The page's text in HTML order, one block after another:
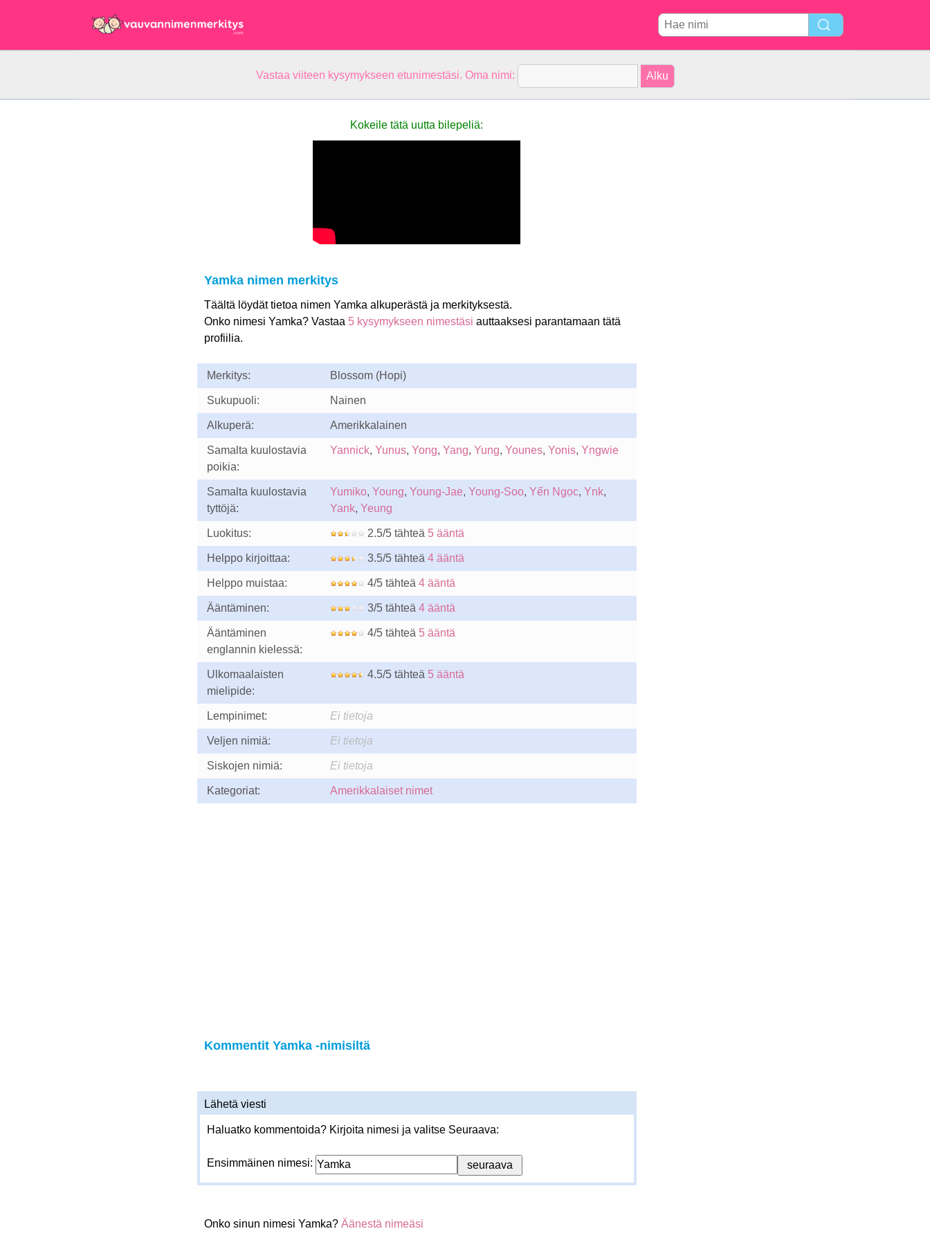
Vastaa viiteen kysymykseen etunimestäsi. Oma nimi:
Kokeile tätä uutta bilepeliä:
Yamka nimen merkitys
Täältä löydät tietoa nimen Yamka alkuperästä ja merkityksestä.
Onko nimesi Yamka? Vastaa 5 kysymykseen nimestäsi auttaaksesi parantamaan tätä
profiilia.
Merkitys: Blossom (Hopi)
Sukupuoli: Nainen
Alkuperä: Amerikkalainen
Samalta kuulostavia
poikia:
Yannick, Yunus, Yong, Yang, Yung, Younes, Yonis, Yngwie
Samalta kuulostavia
tyttöjä:
Yumiko, Young, Young-Jae, Young-Soo, Yến Ngọc, Ynk,
Yank, Yeung
Luokitus: 2.5/5 tähteä 5 ääntä
Helppo kirjoittaa: 3.5/5 tähteä 4 ääntä
Helppo muistaa: 4/5 tähteä 4 ääntä
Ääntäminen: 3/5 tähteä 4 ääntä
Ääntäminen
englannin kielessä:
4/5 tähteä 5 ääntä
Ulkomaalaisten
mielipide:
4.5/5 tähteä 5 ääntä
Lempinimet: Ei tietoja
Veljen nimiä: Ei tietoja
Siskojen nimiä: Ei tietoja
Kategoriat: Amerikkalaiset nimet
Kommentit Yamka -nimisiltä
Lähetä viesti
Haluatko kommentoida? Kirjoita nimesi ja valitse Seuraava:
Ensimmäinen nimesi:
Onko sinun nimesi Yamka? Äänestä nimeäsi